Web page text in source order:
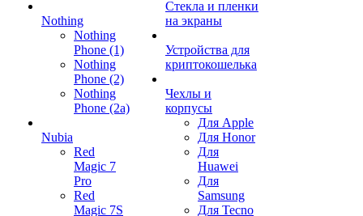
Nothing
Nothing
Phone (1)
Nothing
Phone (2)
Nothing
Phone (2a)
Nubia
Red
Magic 7
Pro
Red
Magic 7S
Стекла и пленки
на экраны
Устройства для
криптокошелька
Чехлы и
корпусы
Для Apple
Для Honor
Для
Huawei
Для
Samsung
Для Tecno